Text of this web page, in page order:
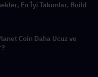
En İyi Takımlar, Build
Coin Daha Ucuz ve